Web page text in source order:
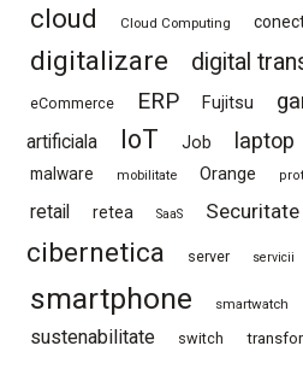
cloud Cloud Computing
digitalizare digital
eCommerce ERP Fujitsu
artificiala
IoT Job laptop
malware mobilitate Orange
retail retea SaaS Securitate
cibernetica
server servicii
smartphone smartwatch
sustenabilitate switch